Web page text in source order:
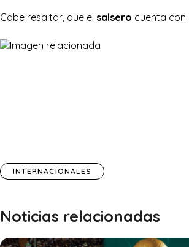
Cabe resaltar, que el salsero cuenta con
INTERNACIONALES
Noticias relacionadas